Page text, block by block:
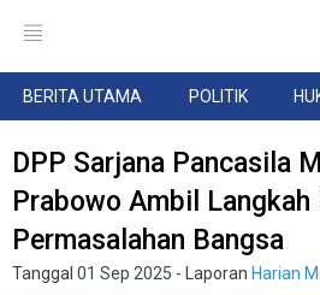
BERITA UTAMA POLITIK
DPP Sarjana Pancasila
Prabowo Ambil
Permasalahan Bangsa
Tanggal 01 Sep 2025 - Laporan Harian